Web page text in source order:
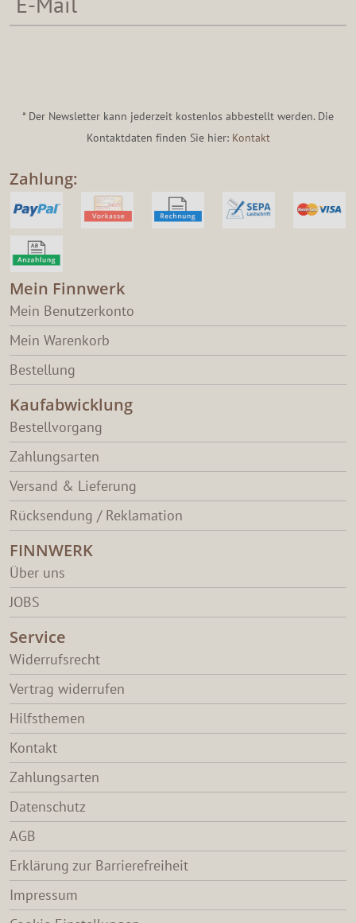
* Der Newsletter kann jederzeit kostenlos abbestellt werden. Die
Kontaktdaten finden Sie hier: Kontakt
Zahlung:
Mein Finnwerk
Mein Benutzerkonto
Mein Warenkorb
Bestellung
Kaufabwicklung
Bestellvorgang
Zahlungsarten
Versand & Lieferung
Rücksendung / Reklamation
FINNWERK
Über uns
JOBS
Service
Widerrufsrecht
Vertrag widerrufen
Hilfsthemen
Kontakt
Zahlungsarten
Datenschutz
AGB
Erklärung zur Barrierefreiheit
Impressum